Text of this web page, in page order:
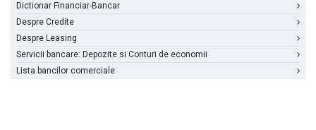
Dictionar Financiar-Bancar
Despre Credite
Despre Leasing
Servicii bancare: Depozite si Conturi de economii
Lista bancilor comerciale